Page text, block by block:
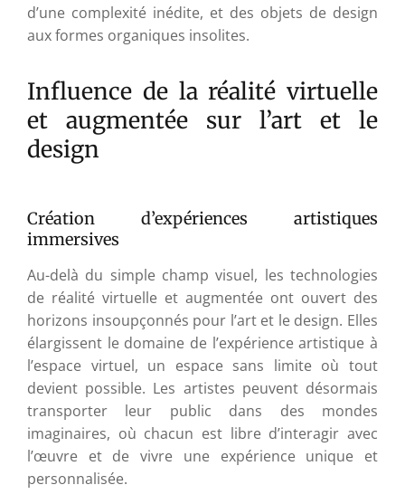
d’une complexité inédite, et des objets de design
aux formes organiques insolites.
Influence de la réalité virtuelle
et augmentée sur l’art et le
design
Création d’expériences artistiques
immersives
Au-delà du simple champ visuel, les technologies
de réalité virtuelle et augmentée ont ouvert des
horizons insoupçonnés pour l’art et le design. Elles
élargissent le domaine de l’expérience artistique à
l’espace virtuel, un espace sans limite où tout
devient possible. Les artistes peuvent désormais
transporter leur public dans des mondes
imaginaires, où chacun est libre d’interagir avec
l’œuvre et de vivre une expérience unique et
personnalisée.